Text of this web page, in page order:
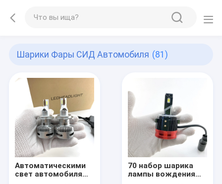
Шарики Фары СИД Автомобиля (81)
Автоматическими
свет автомобиля
70 набор шарика
лампы вождения